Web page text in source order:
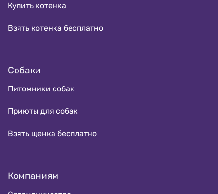
Купить котенка
Взять котенка бесплатно
Собаки
Питомники собак
Приюты для собак
Взять щенка бесплатно
Компаниям